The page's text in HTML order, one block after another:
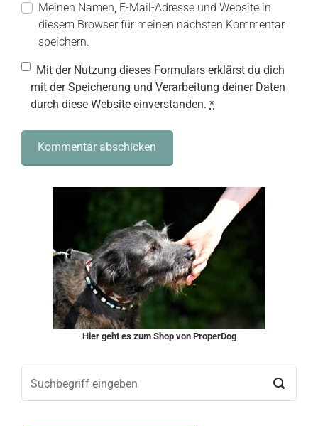
Meinen Namen, E-Mail-Adresse und Website in
diesem Browser für meinen nächsten Kommentar
speichern.
Mit der Nutzung dieses Formulars erklärst du dich
mit der Speicherung und Verarbeitung deiner Daten
durch diese Website einverstanden. *
Hier geht es zum Shop von ProperDog